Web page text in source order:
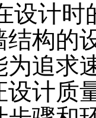
计时
的设
为追求
设计质